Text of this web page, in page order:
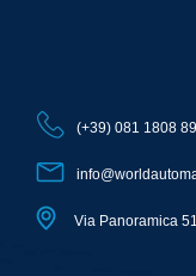
(+39) 081 1808
Via Panoramica